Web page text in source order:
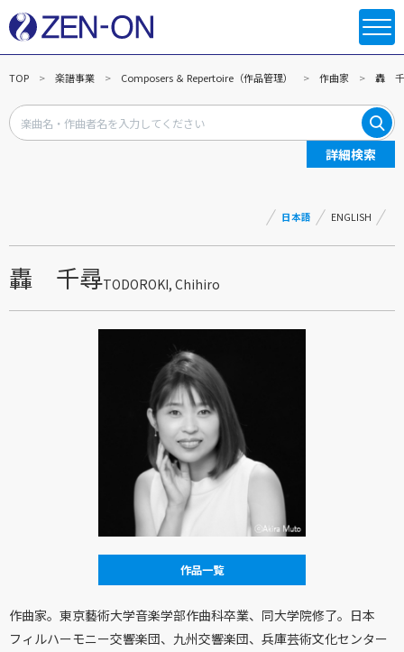
TOP 楽譜事業 Composers ＆ Repertoire（作品管理） 作曲家 轟
詳細検索
日本語 ENGLISH
轟 千尋TODOROKI, Chihiro
作品一覧
作曲家。東京藝術大学音楽学部作曲科卒業、同大学院修了。日本
フィルハーモニー交響楽団、九州交響楽団、兵庫芸術文化センター